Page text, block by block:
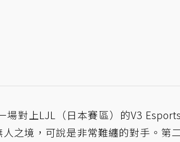
對上LJL（日本賽區）的V3
之境，可說是非常難纏的對手。第